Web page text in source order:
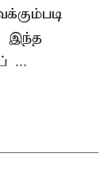
இந்த
...